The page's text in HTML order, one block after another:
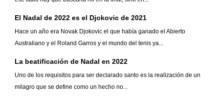
El Nadal de 2022 es el Djokovic de 2021
Hace un año era Novak Djokovic el que había ganado el Abierto
Australiano y el Roland Garros y el mundo del tenis ya...
La beatificación de Nadal en 2022
Uno de los requisitos para ser declarado santo es la realización de un
milagro que se define como un hecho no...